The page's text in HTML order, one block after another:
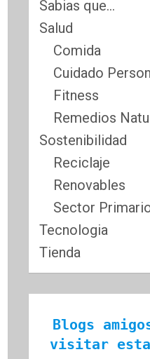
Sabias que…
Salud
Comida
Cuidado
Fitness
Remedios
Sostenibilidad
Reciclaje
Renovables
Sector
Tecnologia
Tienda
Blogs
visitar